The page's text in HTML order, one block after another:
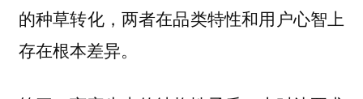
的种草转化，两者在品类特性和用户心智上
存在根本差异。